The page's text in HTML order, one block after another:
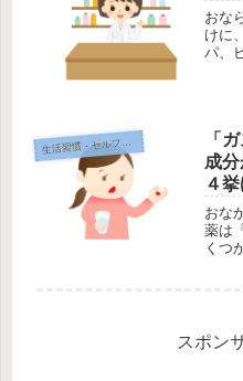
おな
けに
パ、
生
活習慣・セルフケア
「
成
４
おな
薬は
くつ
う...
スポン